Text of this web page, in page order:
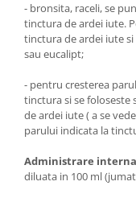
- bronsita, raceli, se
tinctura de ardei iute.
tinctura de ardei iute
sau eucalipt;
- pentru cresterea
tinctura si se
de ardei iute ( a se
parului indicata la
Administrare
diluata in 100 ml